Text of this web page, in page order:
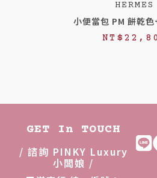
HERMES
小便當包 PM 餅乾
NT$
GET In TOUCH
/ 諮詢 PINKY Luxury
小闆娘 /